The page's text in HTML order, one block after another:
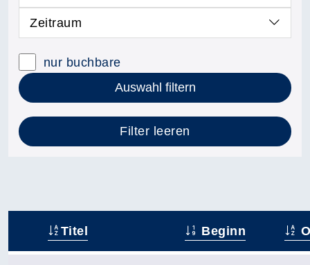
Zeitraum
nur buchbare
Auswahl filtern
Filter leeren
Titel Beginn